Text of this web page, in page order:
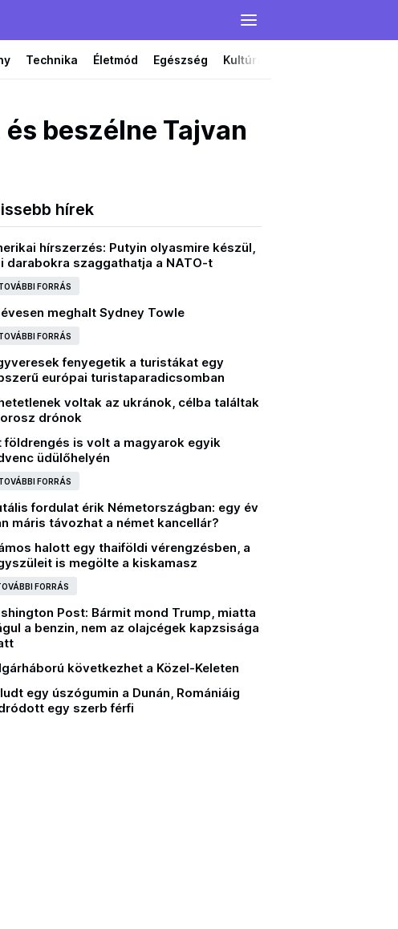
Technika Életmód Egészség Kultúra
beszélne Tajvan
hírek
hírszerzés: Putyin olyasmire készül,
darabokra szaggathatja a NATO-t
FORRÁS
meghalt Sydney Towle
FORRÁS
fenyegetik a turistákat egy
európai turistaparadicsomban
voltak az ukránok, célba találtak
drónok
földrengés is volt a magyarok egyik
üdülőhelyén
FORRÁS
fordulat érik Németországban: egy év
máris távozhat a német kancellár?
halott egy thaiföldi vérengzésben, a
is megölte a kiskamasz
FORRÁS
Post: Bármit mond Trump, miatta
a benzin, nem az olajcégek kapzsisága
következhet a Közel-Keleten
egy úszógumin a Dunán, Romániáig
egy szerb férfi